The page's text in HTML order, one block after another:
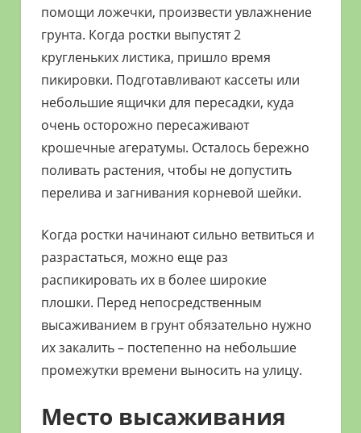
помощи ложечки, произвести увлажнение
грунта. Когда ростки выпустят 2
кругленьких листика, пришло время
пикировки. Подготавливают кассеты или
небольшие ящички для пересадки, куда
очень осторожно пересаживают
крошечные агератумы. Осталось бережно
поливать растения, чтобы не допустить
перелива и загнивания корневой шейки.
Когда ростки начинают сильно ветвиться и
разрастаться, можно еще раз
распикировать их в более широкие
плошки. Перед непосредственным
высаживанием в грунт обязательно нужно
их закалить – постепенно на небольшие
промежутки времени выносить на улицу.
Место высаживания